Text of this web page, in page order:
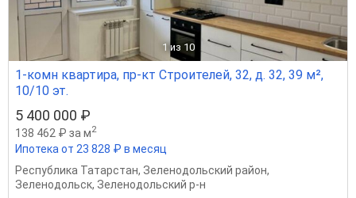
1 из 10
1-комн квартира, пр-кт Строителей, 32, д. 32, 39 м²,
10/10 эт.
5 400 000 ₽
138 462 ₽ за м2
Ипотека от 23 828 ₽ в месяц
Республика Татарстан, Зеленодольский район,
Зеленодольск, Зеленодольский р-н